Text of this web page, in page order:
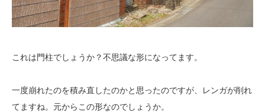
これは門柱でしょうか？不思議な形になってます。
一度崩れたのを積み直したのかと思ったのですが、レンガが削れ
てますね。元からこの形なのでしょうか。